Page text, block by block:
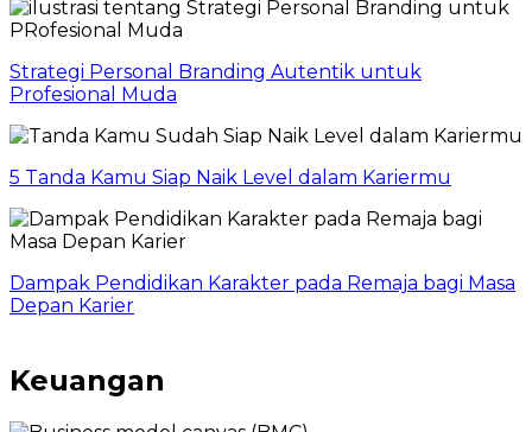
Strategi Personal Branding Autentik untuk
Profesional Muda
5 Tanda Kamu Siap Naik Level dalam Kariermu
Dampak Pendidikan Karakter pada Remaja bagi Masa
Depan Karier
Keuangan